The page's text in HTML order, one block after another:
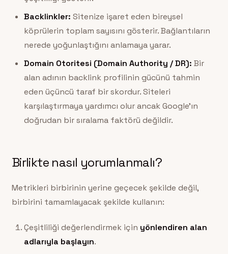
Backlinkler: Sitenize işaret eden bireysel
köprülerin toplam sayısını gösterir. Bağlantıların
nerede yoğunlaştığını anlamaya yarar.
Domain Otoritesi (Domain Authority / DR): Bir
alan adının backlink profilinin gücünü tahmin
eden üçüncü taraf bir skordur. Siteleri
karşılaştırmaya yardımcı olur ancak Google’ın
doğrudan bir sıralama faktörü değildir.
Birlikte nasıl yorumlanmalı?
Metrikleri birbirinin yerine geçecek şekilde değil,
birbirini tamamlayacak şekilde kullanın:
Çeşitliliği değerlendirmek için yönlendiren alan
adlarıyla başlayın.